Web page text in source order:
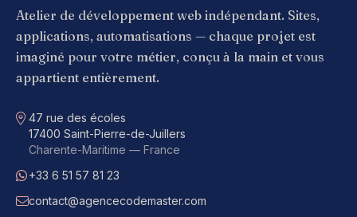
Atelier de développement web indépendant. Sites,
applications, automatisations — chaque projet est
imaginé pour votre métier, conçu à la main et vous
appartient entièrement.
Adresse
47 rue des écoles
17400 Saint-Pierre-de-Juillers
Charente-Maritime — France
WhatsApp
+33 6 51 57 81 23
E-mailcontact@agencecodemaster.com